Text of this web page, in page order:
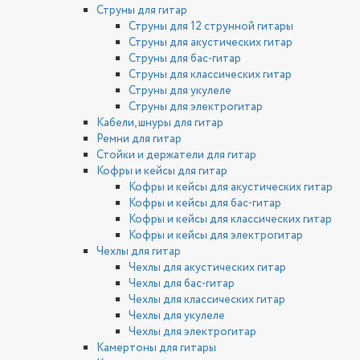
Струны для гитар
Струны для 12 струнной гитары
Струны для акустических гитар
Струны для бас-гитар
Струны для классических гитар
Струны для укулеле
Струны для электрогитар
Кабели, шнуры для гитар
Ремни для гитар
Стойки и держатели для гитар
Кофры и кейсы для гитар
Кофры и кейсы для акустических гитар
Кофры и кейсы для бас-гитар
Кофры и кейсы для классических гитар
Кофры и кейсы для электрогитар
Чехлы для гитар
Чехлы для акустических гитар
Чехлы для бас-гитар
Чехлы для классических гитар
Чехлы для укулеле
Чехлы для электрогитар
Камертоны для гитары